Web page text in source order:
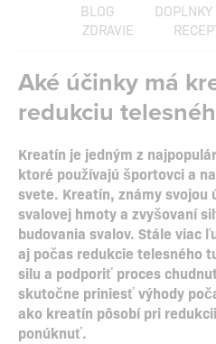
BLOG DOPLNKY
ZDRAVIE
Aké účinky má
redukciu
Kreatín je jedným z
ktoré používajú športovci a
svete. Kreatín, známy svojou
svalovej hmoty a zvyšovaní
budovania svalov. Stále viac
aj počas redukcie telesného
silu a podporiť proces
skutočne priniesť výhody
ako kreatín pôsobí pri
ponúknuť.